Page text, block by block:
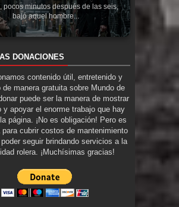
pocos minutos después de las seis,
bajó aquel hombre...
DONACIONES
contenido útil, entretenido y
de manera gratuita sobre Mundo de
puede ser la manera de mostrar
y apoyar el enorme trabajo que hay
página. ¡No es obligación! Pero es
para cubrir costos de mantenimiento
seguir brindando servicios a la
rolera. ¡Muchísimas gracias!